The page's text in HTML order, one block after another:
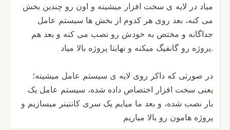
میاد در لایه ی سخت افزار میشینه و اون رو چندین بخش
می کنه، بعد روی هر کدوم از بخش ها سیستم عامل
جداگانه و مختص به خودش رو نصب می کنه و بعد هم
پروژه رو گانفیگ میکنه و نهایتا پروژه بالا میاد.
در صورتی که داکر روی لایه ی سیستم عامل میشینه؛
یعنی سخت افزار اختصاص داده شده، سیستم عامل یک
بار نصب شده، و بعد ما میایم یک سری کانتینر میسازیم و
پروژه هامون رو بالا میاریم